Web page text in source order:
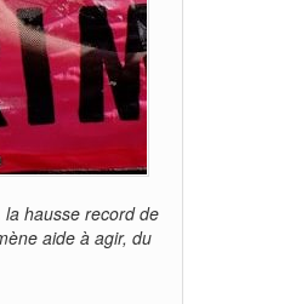
hausse record de
aide à agir, du